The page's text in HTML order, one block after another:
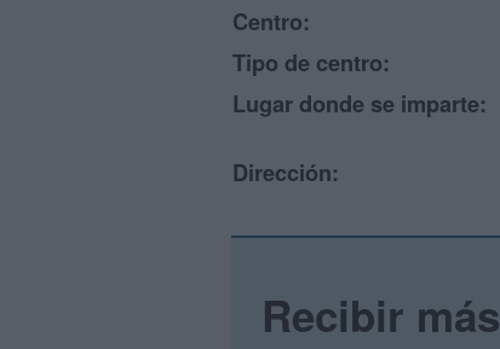
Centro:
Tipo de centro:
Lugar donde se imparte:
Dirección:
Recibir